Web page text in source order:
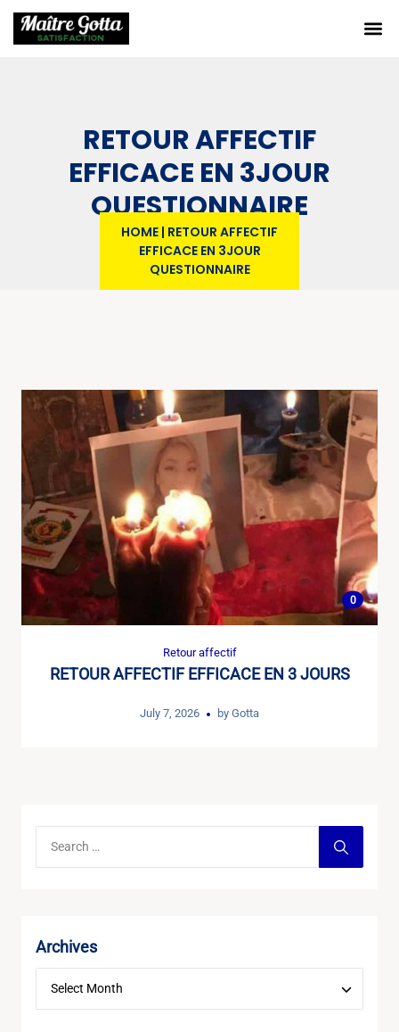
RETOUR AFFECTIF
EFFICACE EN 3JOUR
QUESTIONNAIRE
HOME | RETOUR AFFECTIF
EFFICACE EN 3JOUR
QUESTIONNAIRE
0
Retour affectif
RETOUR AFFECTIF EFFICACE EN 3 JOURS
July 7, 2026 by Gotta
Archives